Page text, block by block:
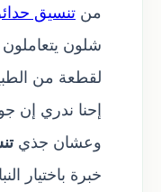
من تنسيق
شلون
لقطعة من
إحنا ندري إن
وعشان جذي
خبرة باختيار